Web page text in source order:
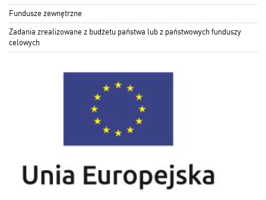
Fundusze zewnętrzne
Zadania zrealizowane z budżetu państwa lub z państwowych funduszy
celowych